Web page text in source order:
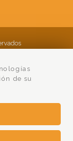
de su